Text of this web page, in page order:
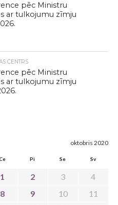
pēc Ministru
ar tulkojumu zīmju
CENTRS
pēc Ministru
ar tulkojumu zīmju
oktobris 2020
Pi Se Sv
1 2 3
4
8 9 10
11